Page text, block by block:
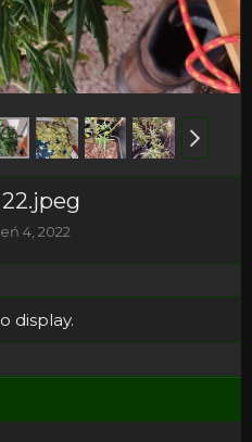
4, 2022
display.